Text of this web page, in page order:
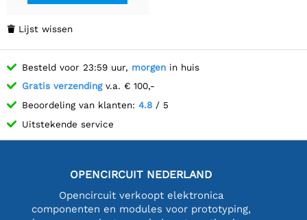
 Lijst wissen
Besteld voor 23:59 uur, morgen in huis
Gratis verzendingv.a. € 100,-
Beoordeling van klanten: 4.8 / 5
Uitstekende service
OPENCIRCUIT NEDERLAND
Opencircuit verkoopt elektronica
componenten en modules voor prototyping,